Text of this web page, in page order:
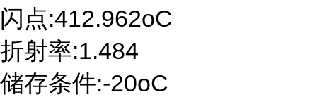
闪点:412.962oC
折射率:1.484
储存条件:-20oC